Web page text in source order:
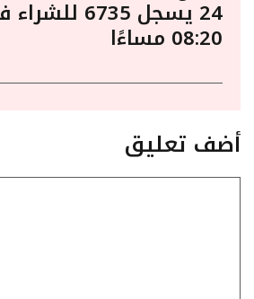
24 يسجل
08:20 مساءًا
أضف تعليق